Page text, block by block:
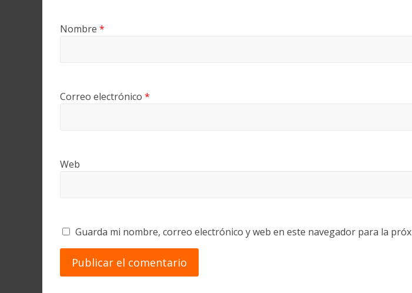
Nombre *
Correo electrónico *
Web
Guarda mi nombre, correo electrónico y web en este navegador para la